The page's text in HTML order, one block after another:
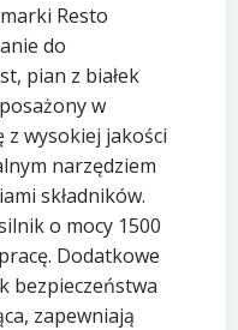
Resto
do
pian z białek
w
wysokiej jakości
narzędziem
składników.
o mocy 1500
Dodatkowe
bezpieczeństwa
zapewniają